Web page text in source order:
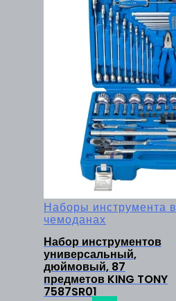
Наборы инструмента в
чемоданах
Набор инструментов
универсальный,
дюймовый, 87
предметов KING TONY
7587SR01